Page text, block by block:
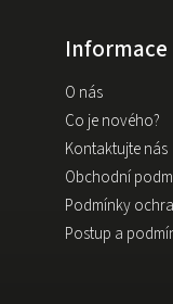
Informace
O nás
Co je nového?
Kontaktujte nás
Obchodní
Podmínky
Postup a